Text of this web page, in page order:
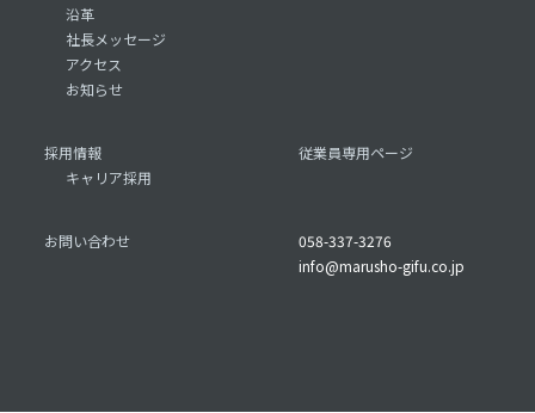
沿革
社長メッセージ
アクセス
お知らせ
採用情報
キャリア採用
従業員専用ページ
お問い合わせ
058-337-3276
info@marusho-gifu.co.jp